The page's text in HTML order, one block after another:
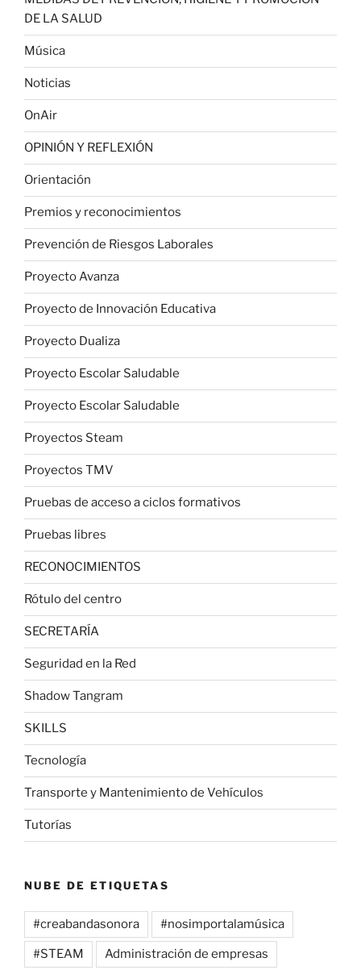
DE LA SALUD
Música
Noticias
OnAir
OPINIÓN Y REFLEXIÓN
Orientación
Premios y reconocimientos
Prevención de Riesgos Laborales
Proyecto Avanza
Proyecto de Innovación Educativa
Proyecto Dualiza
Proyecto Escolar Saludable
Proyecto Escolar Saludable
Proyectos Steam
Proyectos TMV
Pruebas de acceso a ciclos formativos
Pruebas libres
RECONOCIMIENTOS
Rótulo del centro
SECRETARÍA
Seguridad en la Red
Shadow Tangram
SKILLS
Tecnología
Transporte y Mantenimiento de Vehículos
Tutorías
NUBE DE ETIQUETAS
#creabandasonora #nosimportalamúsica
#STEAM Administración de empresas